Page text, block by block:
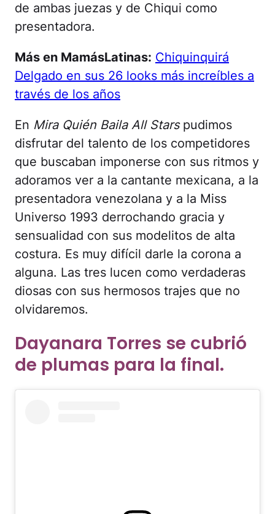
de ambas juezas y de Chiqui como
presentadora.
Más en MamásLatinas: Chiquinquirá
Delgado en sus 26 looks más increíbles a
través de los años
En Mira Quién Baila All Starspudimos
disfrutar del talento de los competidores
que buscaban imponerse con sus ritmos y
adoramos ver a la cantante mexicana, a la
presentadora venezolana y a la Miss
Universo 1993 derrochando gracia y
sensualidad con sus modelitos de alta
costura. Es muy difícil darle la corona a
alguna. Las tres lucen como verdaderas
diosas con sus hermosos trajes que no
olvidaremos.
Dayanara Torres se cubrió
de plumas para la final.